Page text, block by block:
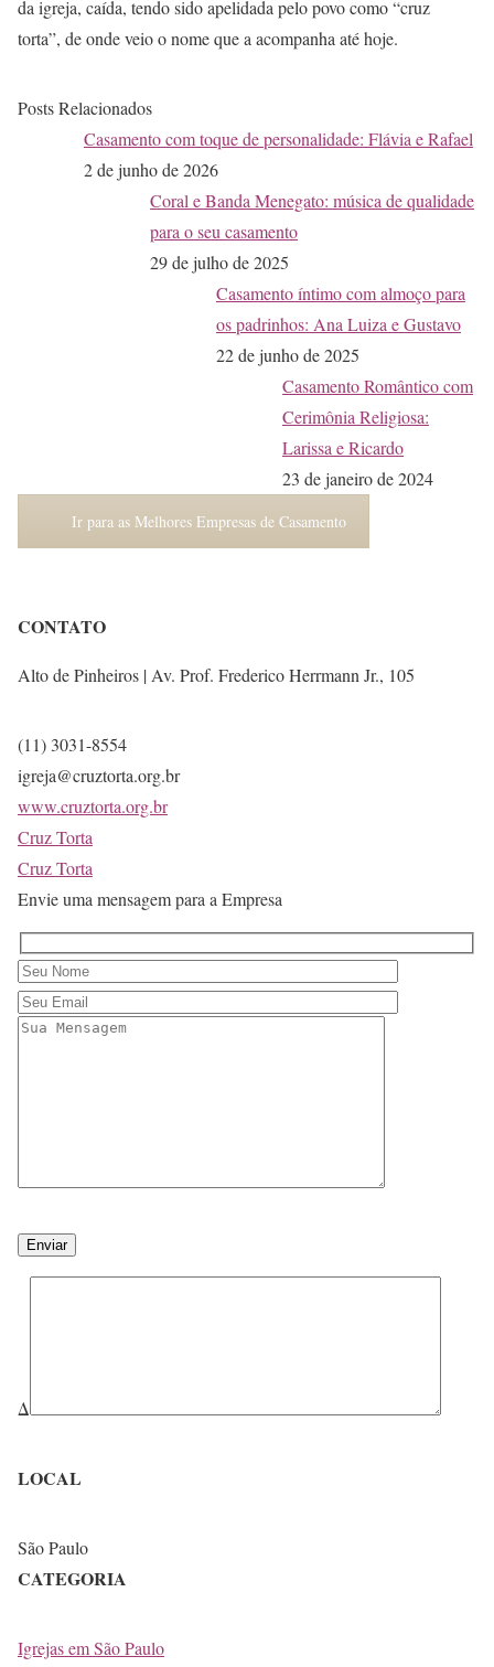
da igreja, caída, tendo sido apelidada pelo povo como “cruz
torta”, de onde veio o nome que a acompanha até hoje.
Posts Relacionados
Casamento com toque de personalidade: Flávia e Rafael
2 de junho de 2026
Coral e Banda Menegato: música de qualidade
para o seu casamento
29 de julho de 2025
Casamento íntimo com almoço para
os padrinhos: Ana Luiza e Gustavo
22 de junho de 2025
Casamento Romântico com
Cerimônia Religiosa:
Larissa e Ricardo
23 de janeiro de 2024
Ir para as Melhores Empresas de Casamento
CONTATO
Alto de Pinheiros | Av. Prof. Frederico Herrmann Jr., 105
(11) 3031-8554
igreja@cruztorta.org.br
www.cruztorta.org.br
Cruz Torta
Cruz Torta
Envie uma mensagem para a Empresa
Δ
LOCAL
São Paulo
CATEGORIA
Igrejas em São Paulo